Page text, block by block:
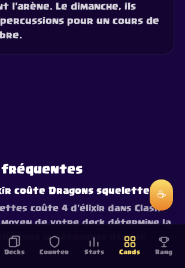
l'arène. Le dimanche, ils
pour un cours de
Decks Counter Stats Cards Rang
fréquentes
coûte Dragons squelettes ?
coûte 4 d'élixir dans Clash
de votre deck détermine la
vous la retrouvez dans le
☕